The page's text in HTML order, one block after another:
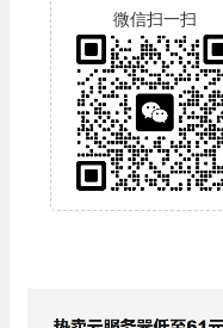
微信扫一扫